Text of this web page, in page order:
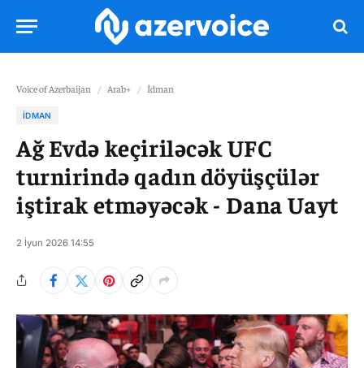
Voice of Azerbaijan / Arab+ / İdman
İDMAN
Ağ Evdə keçiriləcək UFC
turnirində qadın döyüşçülər
iştirak etməyəcək - Dana Uayt
2 İyun 2026 14:55